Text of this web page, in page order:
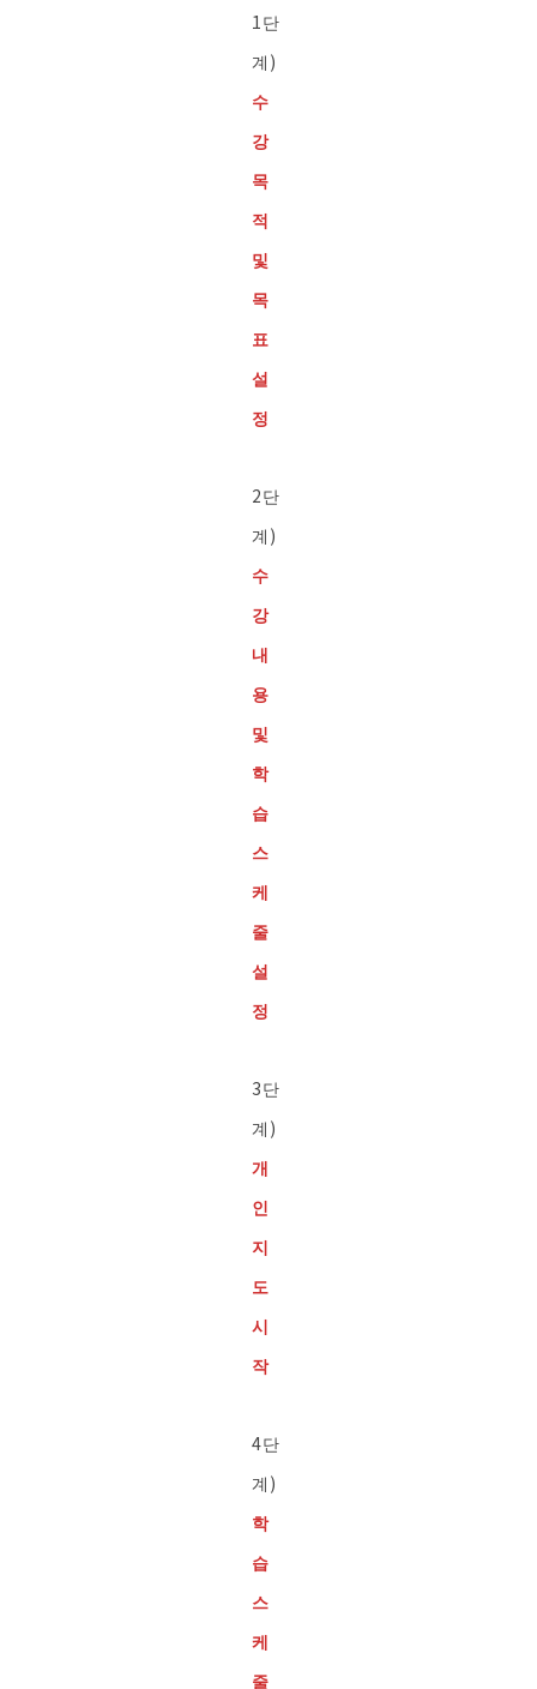
1단
계)
수
강
목
적
및
목
표
설
정
2단
계)
수
강
내
용
및
학
습
스
케
줄
설
정
3단
계)
개
인
지
도
시
작
4단
계)
학
습
스
케
줄